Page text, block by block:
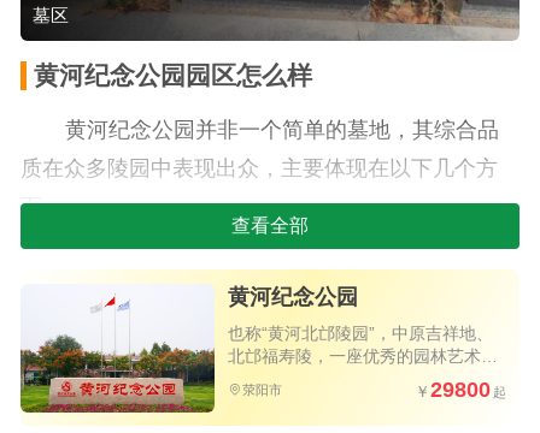
墓区
黄河纪念公园园区怎么样
黄河纪念公园并非一个简单的墓地，其综合品
质在众多陵园中表现出众，主要体现在以下几个方
面：
是其最大优势之一。它坐落于素有“生居苏杭，死葬
北邙”之称的北邙山之上，背靠这座历史名山，得
以“踞巍巍北邙”，有了坚实的依靠。同时，它又“临
九曲黄河”，面朝中华民族的母亲河，实现了“背山面
查看全部
黄河纪念公园
也称“黄河北邙陵园”，中原吉祥地、
北邙福寿陵，一座优秀的园林艺术陵
荥阳市 29800